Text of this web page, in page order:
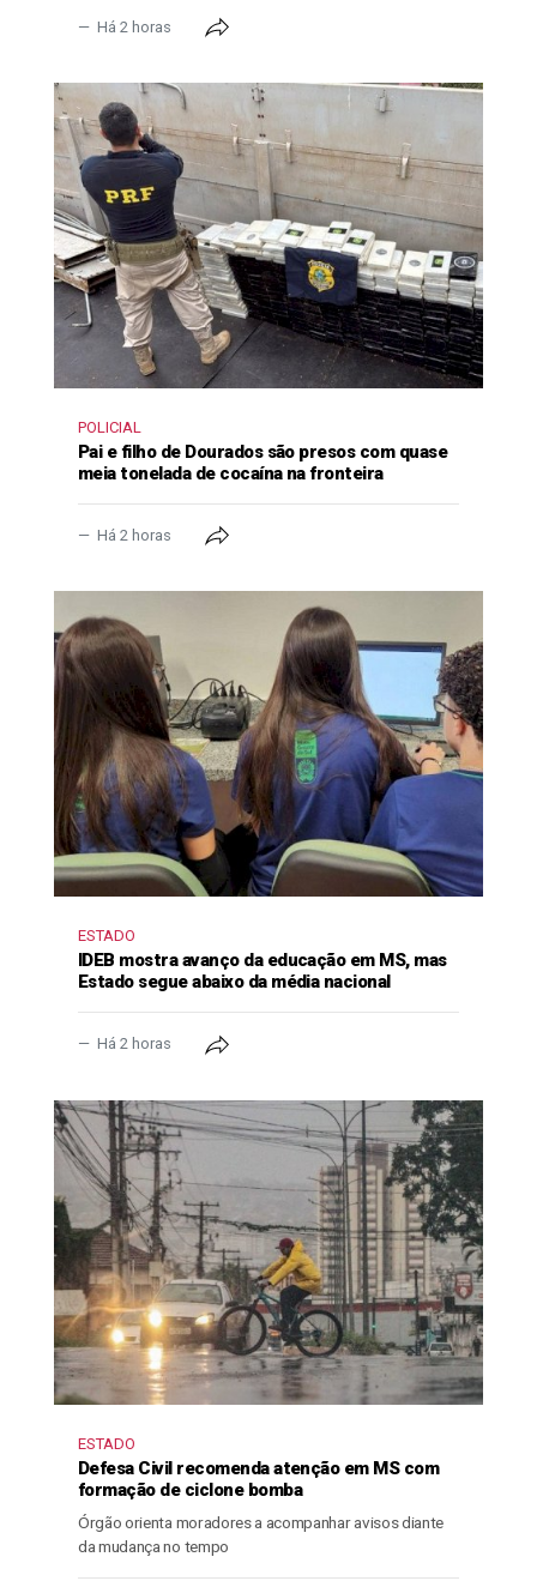
Há 2 horas
POLICIAL
Pai e filho de Dourados são presos com quase
meia tonelada de cocaína na fronteira
Há 2 horas
ESTADO
IDEB mostra avanço da educação em MS, mas
Estado segue abaixo da média nacional
Há 2 horas
ESTADO
Defesa Civil recomenda atenção em MS com
formação de ciclone bomba
Órgão orienta moradores a acompanhar avisos diante
da mudança no tempo